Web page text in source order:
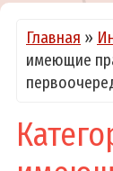
Главная »
имеющие